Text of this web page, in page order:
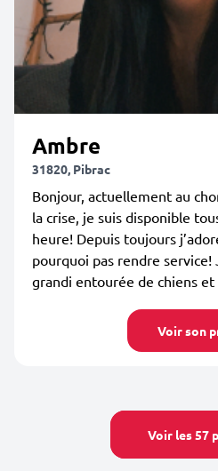
Ambre
31820, Pibrac
Bonjour, actuellement au
la crise, je suis disponible
heure! Depuis toujours
pourquoi pas rendre service!
grandi entourée de chiens et
Voir son
Voir les 57